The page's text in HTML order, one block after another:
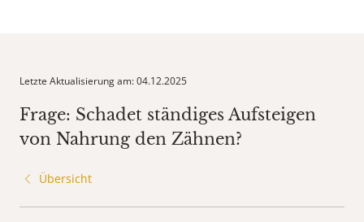
Letzte Aktualisierung am: 04.12.2025
Frage: Schadet ständiges Aufsteigen
von Nahrung den Zähnen?
Übersicht